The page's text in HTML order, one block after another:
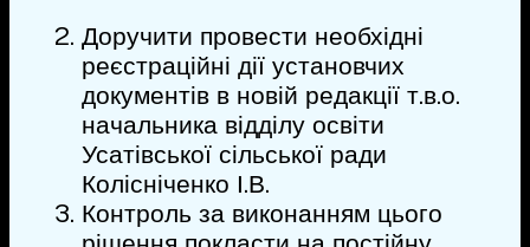
Доручити провести необхідні
реєстраційні дії установчих
документів в новій редакції т.в.о.
начальника відділу освіти
Усатівської сільської ради
Колісніченко І.В.
Контроль за виконанням цього